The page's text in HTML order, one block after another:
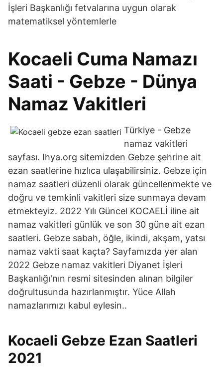
İşleri Başkanlığı fetvalarına uygun olarak
matematiksel yöntemlerle
Kocaeli Cuma Namazı
Saati - Gebze - Dünya
Namaz Vakitleri
Türkiye - Gebze
namaz vakitleri
sayfası. Ihya.org sitemizden Gebze şehrine ait
ezan saatlerine hızlıca ulaşabilirsiniz. Gebze için
namaz saatleri düzenli olarak güncellenmekte ve
doğru ve temkinli vakitleri size sunmaya devam
etmekteyiz. 2022 Yılı Güncel KOCAELİ iline ait
namaz vakitleri günlük ve son 30 güne ait ezan
saatleri. Gebze sabah, öğle, ikindi, akşam, yatsı
namaz vakti saat kaçta? Sayfamızda yer alan
2022 Gebze namaz vakitleri Diyanet İşleri
Başkanlığı'nın resmi sitesinden alınan bilgiler
doğrultusunda hazırlanmıştır. Yüce Allah
namazlarımızı kabul eylesin..
Kocaeli Gebze Ezan Saatleri
2021